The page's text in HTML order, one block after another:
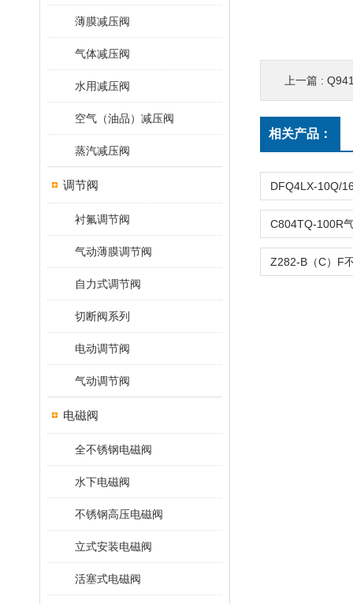
薄膜减压阀
气体减压阀
水用减压阀
空气（油品）减压阀
蒸汽减压阀
调节阀
衬氟调节阀
气动薄膜调节阀
自力式调节阀
切断阀系列
电动调节阀
气动调节阀
电磁阀
全不锈钢电磁阀
水下电磁阀
不锈钢高压电磁阀
立式安装电磁阀
活塞式电磁阀
上一篇 :
相关产品：